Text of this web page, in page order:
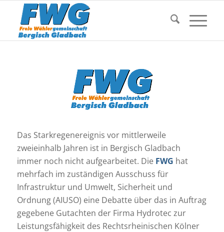
Das Starkregenereignis vor mittlerweile
zweieinhalb Jahren ist in Bergisch Gladbach
immer noch nicht aufgearbeitet. Die FWG hat
mehrfach im zuständigen Ausschuss für
Infrastruktur und Umwelt, Sicherheit und
Ordnung (AIUSO) eine Debatte über das in Auftrag
gegebene Gutachten der Firma Hydrotec zur
Leistungsfähigkeit des Rechtsrheinischen Kölner